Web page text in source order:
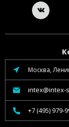
Москва,
intex@intex-
+7 (495) 979-